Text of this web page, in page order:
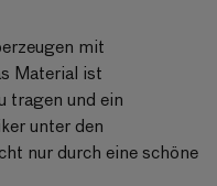
mit
Material ist
tragen und ein
unter den
nur durch eine schöne